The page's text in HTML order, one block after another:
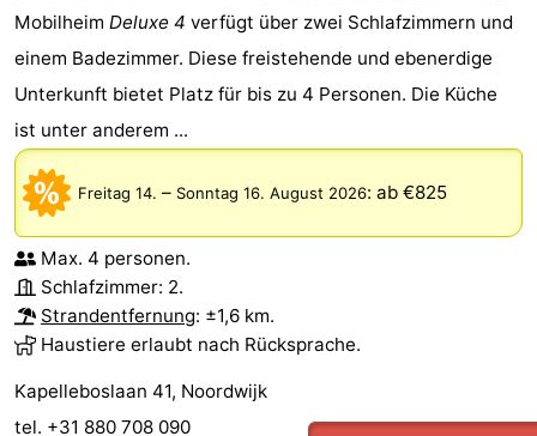
Mobilheim Deluxe 4 verfügt über zwei Schlafzimmern und
einem Badezimmer. Diese freistehende und ebenerdige
Unterkunft bietet Platz für bis zu 4 Personen. Die Küche
ist unter anderem ...
Freitag 14. – Sonntag 16. August 2026: ab €825
Max. 4 personen.
Schlafzimmer: 2.
Strandentfernung: ±1,6 km.
Haustiere erlaubt nach Rücksprache.
Kapelleboslaan 41, Noordwijk
tel. +31 880 708 090